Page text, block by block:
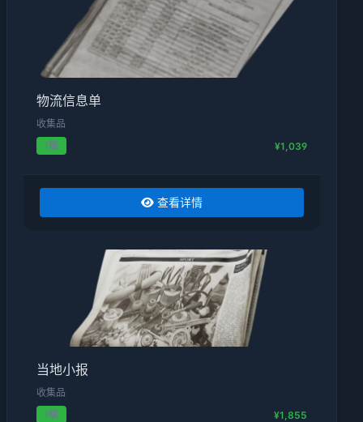
物流信息单
收集品
1级
¥1,039
查看详情
当地小报
收集品
1级
¥1,855